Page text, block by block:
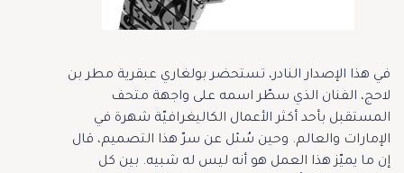
في هذا الإصدار النادر، تستحضر بولغاري عبقرية مطر بن
لاحج، الفنان الذي سطّر اسمه على واجهة متحف
المستقبل بأحد أكثر الأعمال الكاليغرافيّة شهرة في
الإمارات والعالم. وحين سُئل عن سرّ هذا التصميم، قال
إن ما يميّز هذا العمل هو أنه ليس له شبيه. بين كل